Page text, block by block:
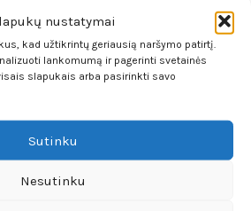
nustatymai
kad užtikrintų geriausią naršymo patirtį.
lankomumą ir pagerinti svetainės
slapukais arba pasirinkti savo
Sutinku
Nesutinku
įrenginys, apsilankymo
veikimui, analizei ir patirčiai